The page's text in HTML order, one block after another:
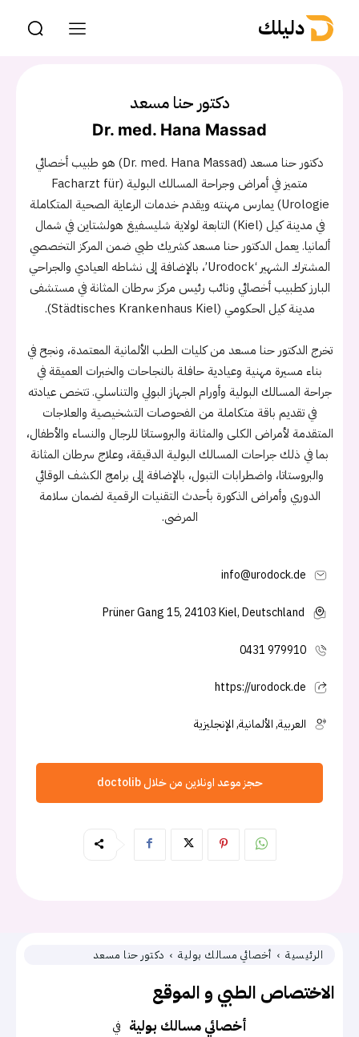
دليلك
الرئيسية أخصائي مسالك بولية دكتور حنا مسعد
الاختصاص الطبي و الموقع
في أخصائي مسالك بولية
دكتور حنا مسعد
Dr. med. Hana Massad
دكتور حنا مسعد (Dr. med. Hana Massad) هو طبيب أخصائي
متميز في أمراض وجراحة المسالك البولية (Facharzt für
Urologie) يمارس مهنته ويقدم خدمات الرعاية الصحية المتكاملة
في مدينة كيل (Kiel) التابعة لولاية شليسفيغ هولشتاين في شمال
ألمانيا. يعمل الدكتور حنا مسعد كشريك طبي ضمن المركز التخصصي
المشترك الشهير ‘Urodock’، بالإضافة إلى نشاطه العيادي والجراحي
البارز كطبيب أخصائي ونائب رئيس مركز سرطان المثانة في مستشفى
مدينة كيل الحكومي (Städtisches Krankenhaus Kiel).
تخرج الدكتور حنا مسعد من كليات الطب الألمانية المعتمدة، ونجح في
بناء مسيرة مهنية وعيادية حافلة بالنجاحات والخبرات العميقة في
جراحة المسالك البولية وأورام الجهاز البولي والتناسلي. تتخص عيادته
في تقديم باقة متكاملة من الفحوصات التشخيصية والعلاجات
المتقدمة لأمراض الكلى والمثانة والبروستاتا للرجال والنساء والأطفال،
بما في ذلك جراحات المسالك البولية الدقيقة، وعلاج سرطان المثانة
والبروستاتا، واضطرابات التبول، بالإضافة إلى برامج الكشف الوقائي
الدوري وأمراض الذكورة بأحدث التقنيات الرقمية لضمان سلامة
المرضى.
info@urodock.de
Prüner Gang 15, 24103 Kiel, Deutschland
0431 979910
https://urodock.de
العربية, الألمانية, الإنجليزية
حجز موعد اونلاين من خلال doctolib